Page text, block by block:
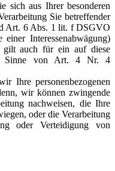
sich aus Ihrer besonderen
Sie betreffender
Art. 6 Abs. 1 lit. f DSGVO
Interessenabwägung)
gilt auch für ein auf diese
Sinne von Art. 4 Nr. 4
Ihre personenbezogenen
wir können zwingende
nachweisen, die Ihre
oder die Verarbeitung
oder Verteidigung von